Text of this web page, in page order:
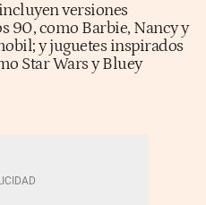
versiones
90, como Barbie, Nancy y
y juguetes inspirados
Star Wars y Bluey